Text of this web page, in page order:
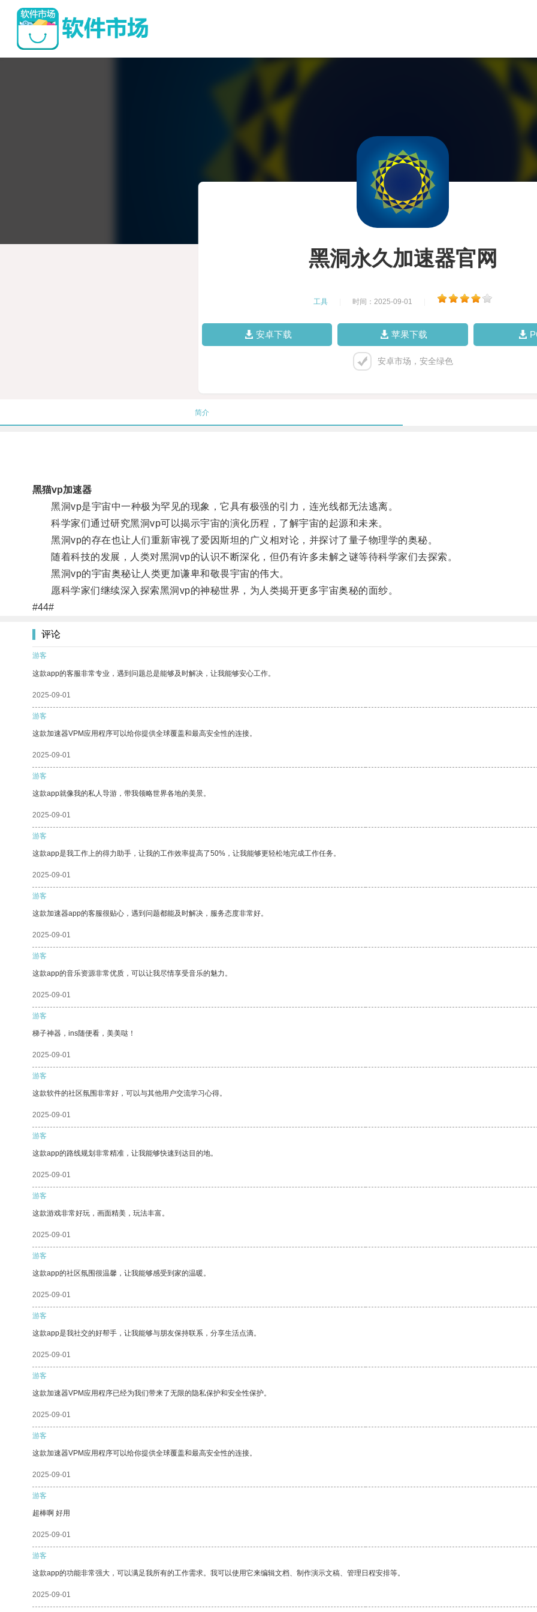
黑洞永久加速器官网
工具 时间：2025-09-01
安卓下载 苹果下载
安卓市场，安全绿色
简介
黑猫vp加速器
黑洞vp是宇宙中一种极为罕见的现象，它具有极强的引力，连光线都无法逃离。
科学家们通过研究黑洞vp可以揭示宇宙的演化历程，了解宇宙的起源和未来。
黑洞vp的存在也让人们重新审视了爱因斯坦的广义相对论，并探讨了量子物理学的奥秘。
随着科技的发展，人类对黑洞vp的认识不断深化，但仍有许多未解之谜等待科学家们去探索。
黑洞vp的宇宙奥秘让人类更加谦卑和敬畏宇宙的伟大。
愿科学家们继续深入探索黑洞vp的神秘世界，为人类揭开更多宇宙奥秘的面纱。
#44#
评论
游客
这款app的客服非常专业，遇到问题总是能够及时解决，让我能够安心工作。
2025-09-01
游客
这款加速器VPM应用程序可以给你提供全球覆盖和最高安全性的连接。
2025-09-01
游客
这款app就像我的私人导游，带我领略世界各地的美景。
2025-09-01
游客
这款app是我工作上的得力助手，让我的工作效率提高了50%，让我能够更轻松地完成工作任务。
2025-09-01
游客
这款加速器app的客服很贴心，遇到问题都能及时解决，服务态度非常好。
2025-09-01
游客
这款app的音乐资源非常优质，可以让我尽情享受音乐的魅力。
2025-09-01
游客
梯子神器，ins随便看，美美哒！
2025-09-01
游客
这款软件的社区氛围非常好，可以与其他用户交流学习心得。
2025-09-01
游客
这款app的路线规划非常精准，让我能够快速到达目的地。
2025-09-01
游客
这款游戏非常好玩，画面精美，玩法丰富。
2025-09-01
游客
这款app的社区氛围很温馨，让我能够感受到家的温暖。
2025-09-01
游客
这款app是我社交的好帮手，让我能够与朋友保持联系，分享生活点滴。
2025-09-01
游客
这款加速器VPM应用程序已经为我们带来了无限的隐私保护和安全性保护。
2025-09-01
游客
这款加速器VPM应用程序可以给你提供全球覆盖和最高安全性的连接。
2025-09-01
游客
超棒啊 好用
2025-09-01
游客
这款app的功能非常强大，可以满足我所有的工作需求。我可以使用它来编辑文档、制作演示文稿、管理日程安排等。
2025-09-01